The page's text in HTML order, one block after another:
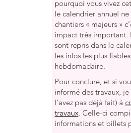
pourquoi vous vivez
le calendrier annuel
chantiers « majeurs »
impact très important.
sont repris dans le
les infos les plus
hebdomadaire.
Pour conclure, et si
informé des travaux,
l’avez pas déjà fait) à
travaux. Celle-ci
informations et billets